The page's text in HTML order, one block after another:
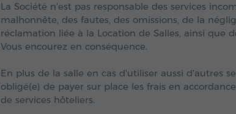
La Société n'est pas responsable des services
malhonnête, des fautes, des omissions, de la
réclamation liée à la Location de Salles, ainsi que
Vous encourez en conséquence.
En plus de la salle en cas d'utiliser aussi d'autres
obligé(e) de payer sur place les frais en
de services hôteliers.